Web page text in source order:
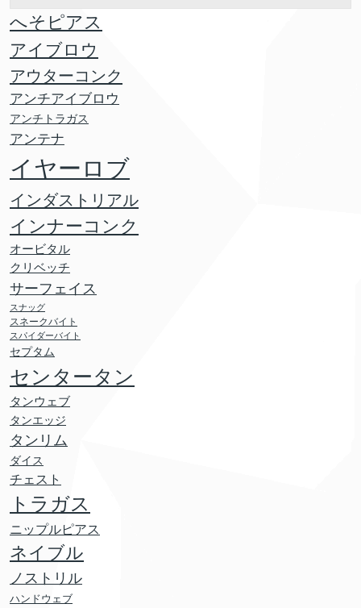
へそピアス
アイブロウ
アウターコンク
アンチアイブロウ
アンチトラガス
アンテナ
イヤーロブ
インダストリアル
インナーコンク
オービタル
クリベッチ
サーフェイス
スナッグ
スネークバイト
スパイダーバイト
セプタム
センタータン
タンウェブ
タンエッジ
タンリム
ダイス
チェスト
トラガス
ニップルピアス
ネイブル
ノストリル
ハンドウェブ